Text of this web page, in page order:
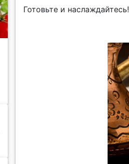
Готовьте и наслаждайтесь!